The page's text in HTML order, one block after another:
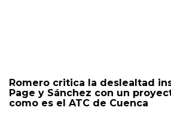
Romero critica la deslealtad
Page y Sánchez con un
como es el ATC de Cuenca